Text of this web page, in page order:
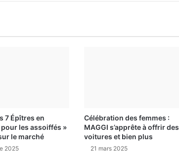
7 Épîtres en
les assoiffés »
le marché
2025
Célébration des femmes :
MAGGI s’apprête à offrir des
voitures et bien plus
21 mars 2025